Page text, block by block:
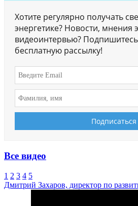
Хотите регулярно получать
энергетике? Новости, мнения
видеоинтервью?
бесплатную рассылку!
Все видео
1 2 3 4 5
Дмитрий Захаров, директор по